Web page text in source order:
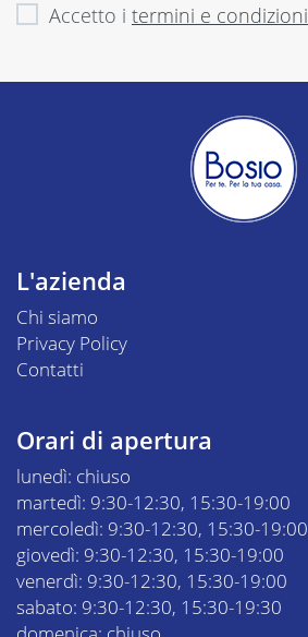
Accetto i termini e condizioni
L'azienda
Chi siamo
Privacy Policy
Contatti
Orari di apertura
lunedì: chiuso
martedì: 9:30-12:30, 15:30-19:00
mercoledì: 9:30-12:30, 15:30-19:00
giovedì: 9:30-12:30, 15:30-19:00
venerdì: 9:30-12:30, 15:30-19:00
sabato: 9:30-12:30, 15:30-19:30